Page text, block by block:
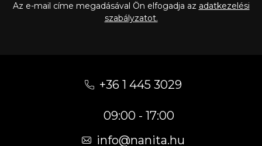
Az e-mail címe megadásával Ön elfogadja az adatkezelési
szabályzatot.
+36 1 445 3029
09:00 - 17:00
info@nanita.hu